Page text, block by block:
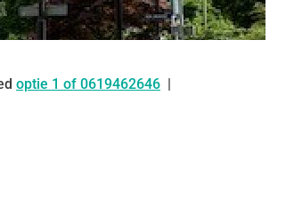
optie 1 of 0619462646